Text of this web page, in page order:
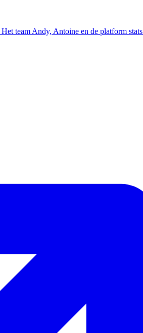
Het team Andy, Antoine en de platform stats